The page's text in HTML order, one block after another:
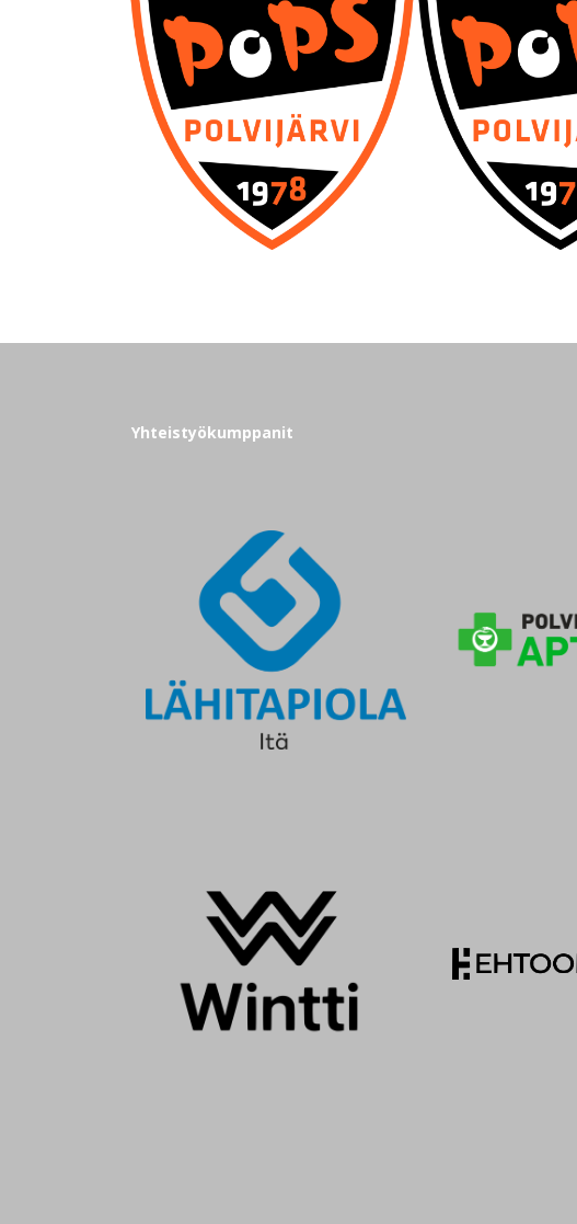
Yhteistyökumppanit